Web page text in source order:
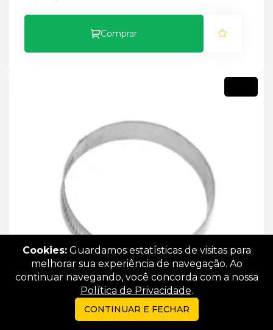
Comprar
Cookies:Guardamos estatísticas de visitas para
melhorar sua experiência de navegação. Ao
continuar navegando, você concorda com a nossa
Política de Privacidade.
CONTINUAR E FECHAR